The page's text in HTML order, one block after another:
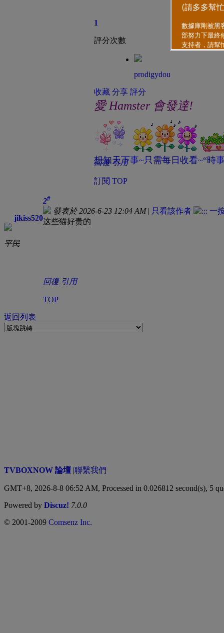
1
評分次數
prodigydou
收藏 分享 評分
愛 Hamster 會發達!
想知天下事~只需每日收看~“時
回復 引用
訂閱 TOP
jikiss520
平民
2#
發表於 2026-6-23 12:04 AM| 只看該作者
这些猫好贵的
回復 引用
TOP
返回列表
TVBOXNOW 論壇 |聯繫我們
GMT+8, 2026-8-8 06:52 AM, Processed in 0.026812 second(s), 5
Powered by Discuz! 7.0.0
© 2001-2009 Comsenz Inc.